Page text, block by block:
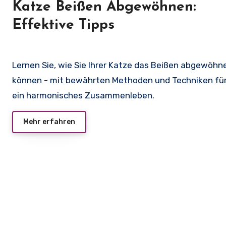
Katze Beißen Abgewöhnen:
Effektive Tipps
Lernen Sie, wie Sie Ihrer Katze das Beißen abgewöhnen
können - mit bewährten Methoden und Techniken
ein harmonisches Zusammenleben.
Mehr erfahren